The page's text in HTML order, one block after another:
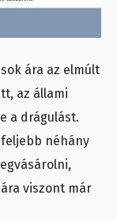
ára az elmúlt
az állami
a drágulást.
néhány
viszont már